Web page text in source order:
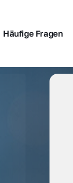
Häufige Fragen